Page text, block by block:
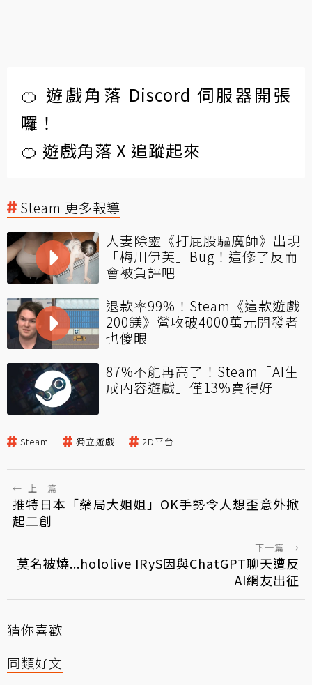
🍊 遊戲角落 Discord 伺服器開張
囉！
🍊 遊戲角落 X 追蹤起來
Steam 更多報導
人妻除靈《打屁股驅魔師》出現
「梅川伊芙」Bug！這修了反而
會被負評吧
退款率99%！Steam《這款遊戲
200鎂》營收破4000萬元開發者
也傻眼
87%不能再高了！Steam「AI生
成內容遊戲」僅13%賣得好
Steam 獨立遊戲 2D平台
← 上一篇
推特日本「藥局大姐姐」OK手勢令人想歪意外掀
起二創
下一篇 →
莫名被燒...hololive IRyS因與ChatGPT聊天遭反
AI網友出征
猜你喜歡
同類好文